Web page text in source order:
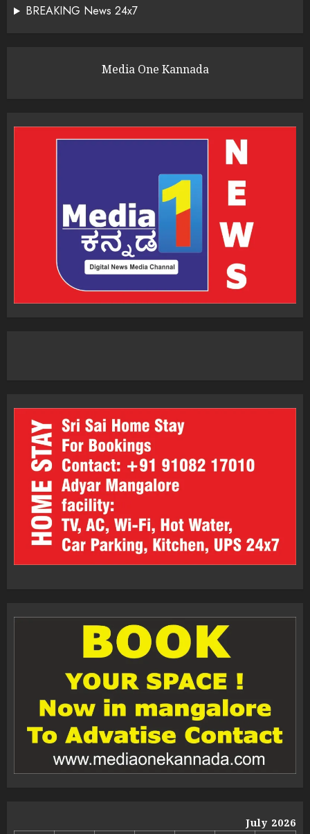
BREAKING News 24x7
Media One Kannada
July 2026